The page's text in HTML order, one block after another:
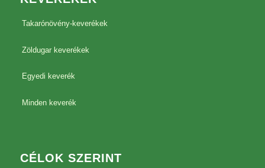
Takarónövény-keverékek
Zöldugar keverékek
Egyedi keverék
Minden keverék
CÉLOK SZERINT